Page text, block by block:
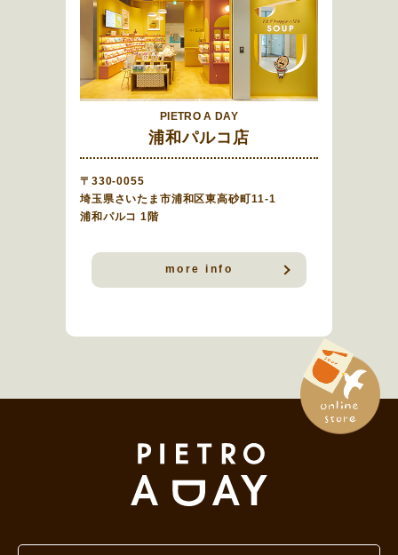
PIETRO A DAY
浦和パルコ店
〒330-0055
埼玉県さいたま市浦和区東高砂町11-1
浦和パルコ 1階
more info